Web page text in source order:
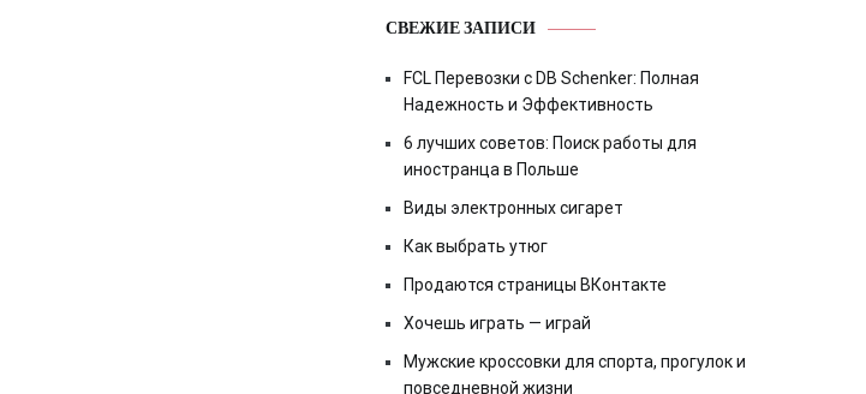
СВЕЖИЕ ЗАПИСИ
FCL Перевозки с DB Schenker: Полная
Надежность и Эффективность
6 лучших советов: Поиск работы для
иностранца в Польше
Виды электронных сигарет
Как выбрать утюг
Продаются страницы ВКонтакте
Хочешь играть — играй
Мужские кроссовки для спорта, прогулок и
повседневной жизни